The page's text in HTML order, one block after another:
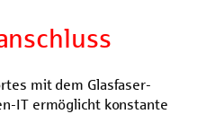
mit dem Glasfaser-
IT ermöglicht konstante